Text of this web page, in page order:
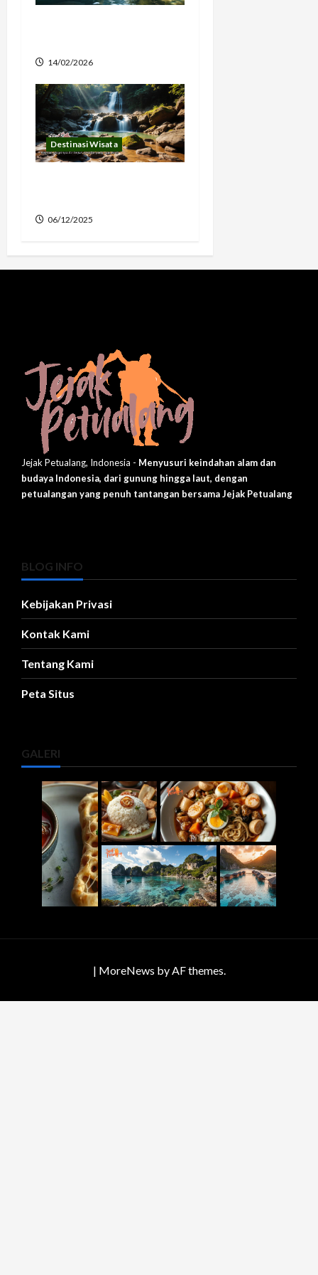
14/02/2026
Destinasi Wisata
06/12/2025
Jejak Petualang, Indonesia - Menyusuri keindahan alam dan
budaya Indonesia, dari gunung hingga laut, dengan
petualangan yang penuh tantangan bersama Jejak Petualang
BLOG INFO
Kebijakan Privasi
Kontak Kami
Tentang Kami
Peta Situs
GALERI
| MoreNews by AF themes.